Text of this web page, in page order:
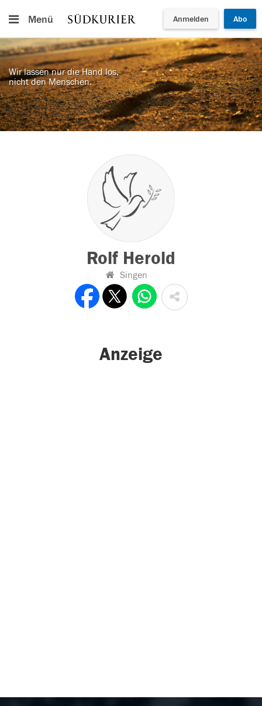
Menü Anmelden Abo
Wir lassen nur die Hand los,
nicht den Menschen.
Rolf Herold
Singen
Anzeige